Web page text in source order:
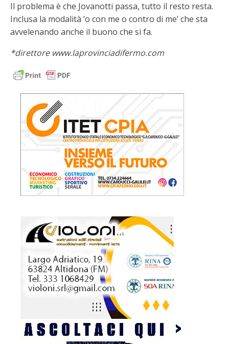
Il problema è che Jovanotti passa, tutto il resto resta.
Inclusa la modalità ‘o con me o contro di me’ che sta
avvelenando anche il buono che si fa.
*direttore www.laprovinciadifermo.com